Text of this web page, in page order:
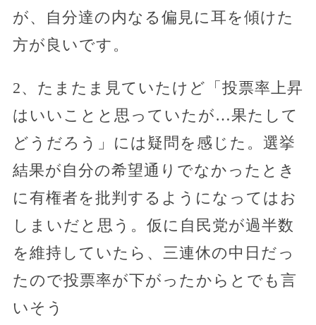
が、自分達の内なる偏見に耳を傾けた
方が良いです。
2、たまたま見ていたけど「投票率上昇
はいいことと思っていたが…果たして
どうだろう」には疑問を感じた。選挙
結果が自分の希望通りでなかったとき
に有権者を批判するようになってはお
しまいだと思う。仮に自民党が過半数
を維持していたら、三連休の中日だっ
たので投票率が下がったからとでも言
いそう